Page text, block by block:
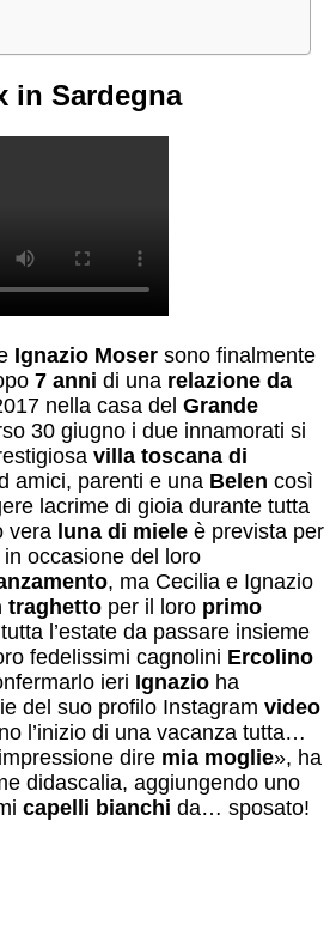
in Sardegna
Ignazio Moser sono finalmente
7 anni di una relazione da
nella casa del Grande
30 giugno i due innamorati si
villa toscana di
amici, parenti e una Belen così
lacrime di gioia durante tutta
vera luna di miele è prevista per
in occasione del loro
, ma Cecilia e Ignazio
traghetto per il loro primo
l’estate da passare insieme
fedelissimi cagnolini Ercolino
ieri Ignazio ha
del suo profilo Instagram video
l’inizio di una vacanza tutta…
dire mia moglie», ha
didascalia, aggiungendo uno
capelli bianchi da… sposato!